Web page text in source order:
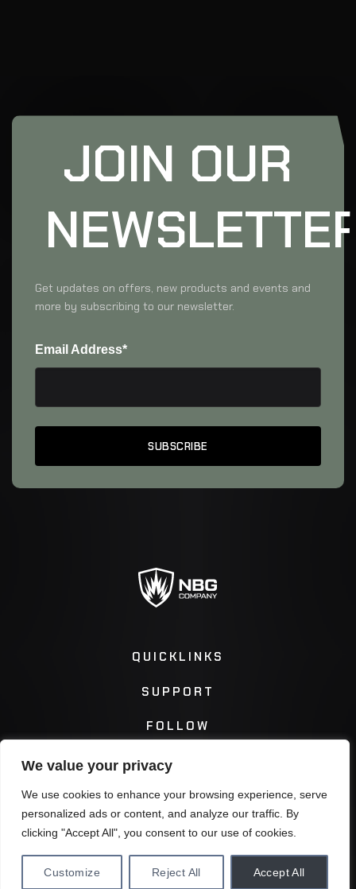
We value your privacy
We use cookies to enhance your browsing experience, serve
personalized ads or content, and analyze our traffic. By
clicking "Accept All", you consent to our use of cookies.
Customize Reject All Accept All
JOIN OUR
Get updates on offers, new products and events and
more by subscribing to our newsletter.
Email Address*
QUICKLINKS
SUPPORT
FOLLOW
Instagram